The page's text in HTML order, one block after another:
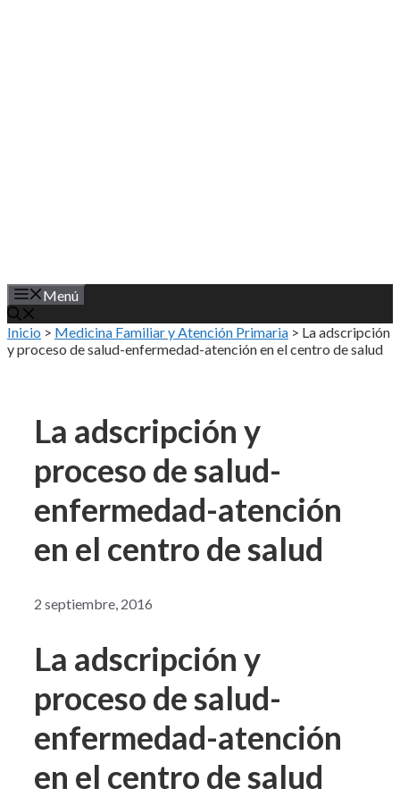
Menú
Inicio > Medicina Familiar y Atención Primaria > La adscripción
y proceso de salud-enfermedad-atención en el centro de salud
La adscripción y
proceso de salud-
enfermedad-atención
en el centro de salud
2 septiembre, 2016
La adscripción y
proceso de salud-
enfermedad-atención
en el centro de salud